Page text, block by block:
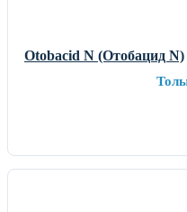
Otobacid N (Отобацид N)